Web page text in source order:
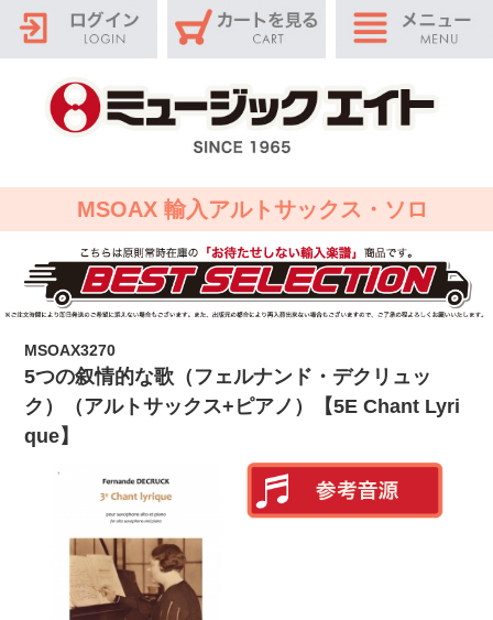
MSOAX 輸入アルトサックス・ソロ
MSOAX3270
5つの叙情的な歌（フェルナンド・デクリュッ
ク）（アルトサックス+ピアノ）【5E Chant Lyri
que】